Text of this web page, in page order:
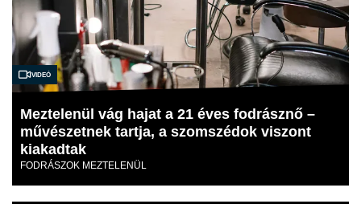
Videó
Meztelenül vág hajat a 21 éves fodrásznő –
művészetnek tartja, a szomszédok viszont
kiakadtak
FODRÁSZOK MEZTELENÜL